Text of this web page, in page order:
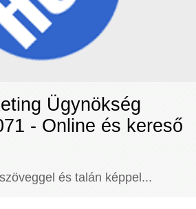
Ügynökség
- Online és kereső
és talán képpel...